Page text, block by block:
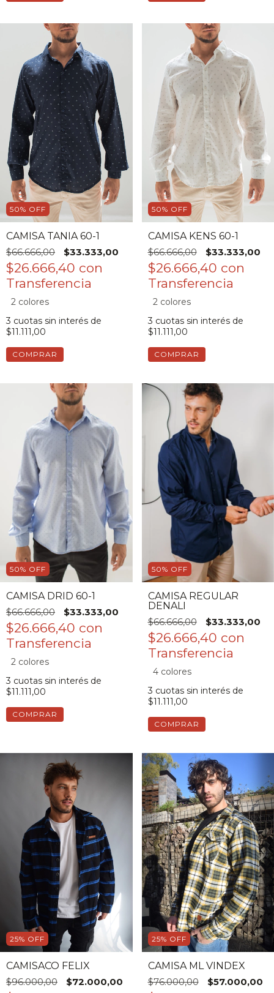
50% OFF
CAMISA TANIA 60-1
$66.666,00
$33.333,00
$26.666,40 con
2 colores
3 cuotas sin interés de
$11.111,00
COMPRAR
50% OFF
CAMISA KENS 60-1
$66.666,00
$33.333,00
$26.666,40 con
2 colores
3 cuotas sin interés de
$11.111,00
COMPRAR
50% OFF
CAMISA DRID 60-1
$66.666,00
$33.333,00
$26.666,40 con
2 colores
3 cuotas sin interés de
$11.111,00
COMPRAR
50% OFF
CAMISA REGULAR
DENALI
$66.666,00
$33.333,00
$26.666,40 con
4 colores
3 cuotas sin interés de
$11.111,00
COMPRAR
25% OFF
CAMISACO FELIX
$96.000,00
$72.000,00
25% OFF
CAMISA ML VINDEX
$76.000,00
$57.000,00